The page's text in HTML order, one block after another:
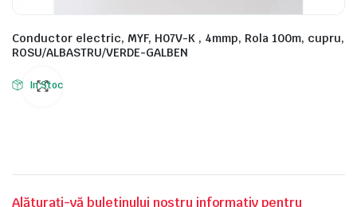
Conductor electric, MYF, H07V-K , 4mmp, Rola 100m, cupru,
ROSU/ALBASTRU/VERDE-GALBEN
In Stoc
Alăturați-vă buletinului nostru informativ pentru